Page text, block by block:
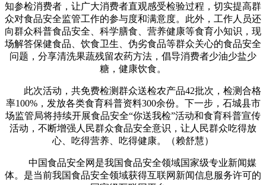
知参检消费者，让广大消费者直观感受检验过程，切实提高群
众对食品安全监管工作的参与度和满意度。此外，工作人员还
向群众科普食品安全、科学膳食、营养健康等食育小知识，现
场解答保健食品、饮食卫生、伪劣食品等群众关心的食品安全
问题，分享清洗果蔬残留农药方法，倡导消费者少油少盐少
糖，健康饮食。
此次活动，共免费检测群众送检农产品42批次，检测合格
率100%，发放各类食育科普资料300余份。下一步，石城县市
场监管局将持续开展食品安全“你送我检”活动和食育科普宣传
活动，不断增强人民群众食品安全意识，让人民群众吃得放
心、吃得营养、吃得健康。（赖舒慧）
中国食品安全网是我国食品安全领域国家级专业新闻媒
体。是当前我国食品安全领域获得互联网新闻信息服务许可的